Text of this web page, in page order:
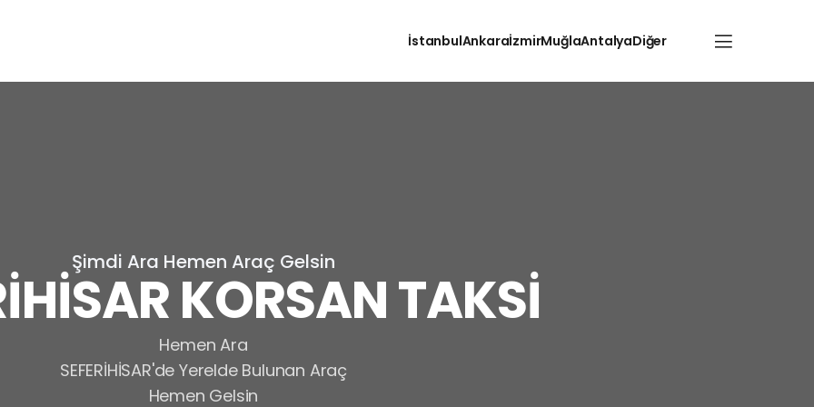
İstanbulAnkaraİzmirMuğlaAntalyaDiğer
Şimdi Ara Hemen Araç Gelsin
KORSAN TAKSİ
Hemen Ara
SEFERİHİSAR'de Yerelde Bulunan Araç
Hemen Gelsin